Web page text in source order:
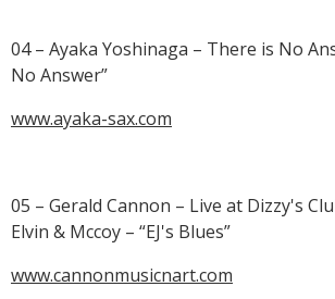
04 – Ayaka Yoshinaga – There is No
No Answer”
www.ayaka-sax.com
05 – Gerald Cannon – Live at Dizzy's
Elvin & Mccoy – “EJ's Blues”
www.cannonmusicnart.com